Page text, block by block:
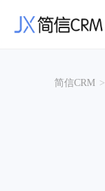
简信CRM >